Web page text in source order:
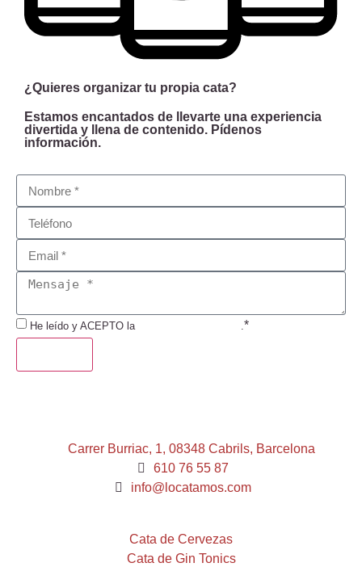
¿Quieres organizar tu propia cata?
Estamos encantados de llevarte una experiencia
divertida y llena de contenido. Pídenos
información.
He leído y ACEPTO la *
Carrer Burriac, 1, 08348 Cabrils, Barcelona
610 76 55 87
info@locatamos.com
Cata de Cervezas
Cata de Gin Tonics